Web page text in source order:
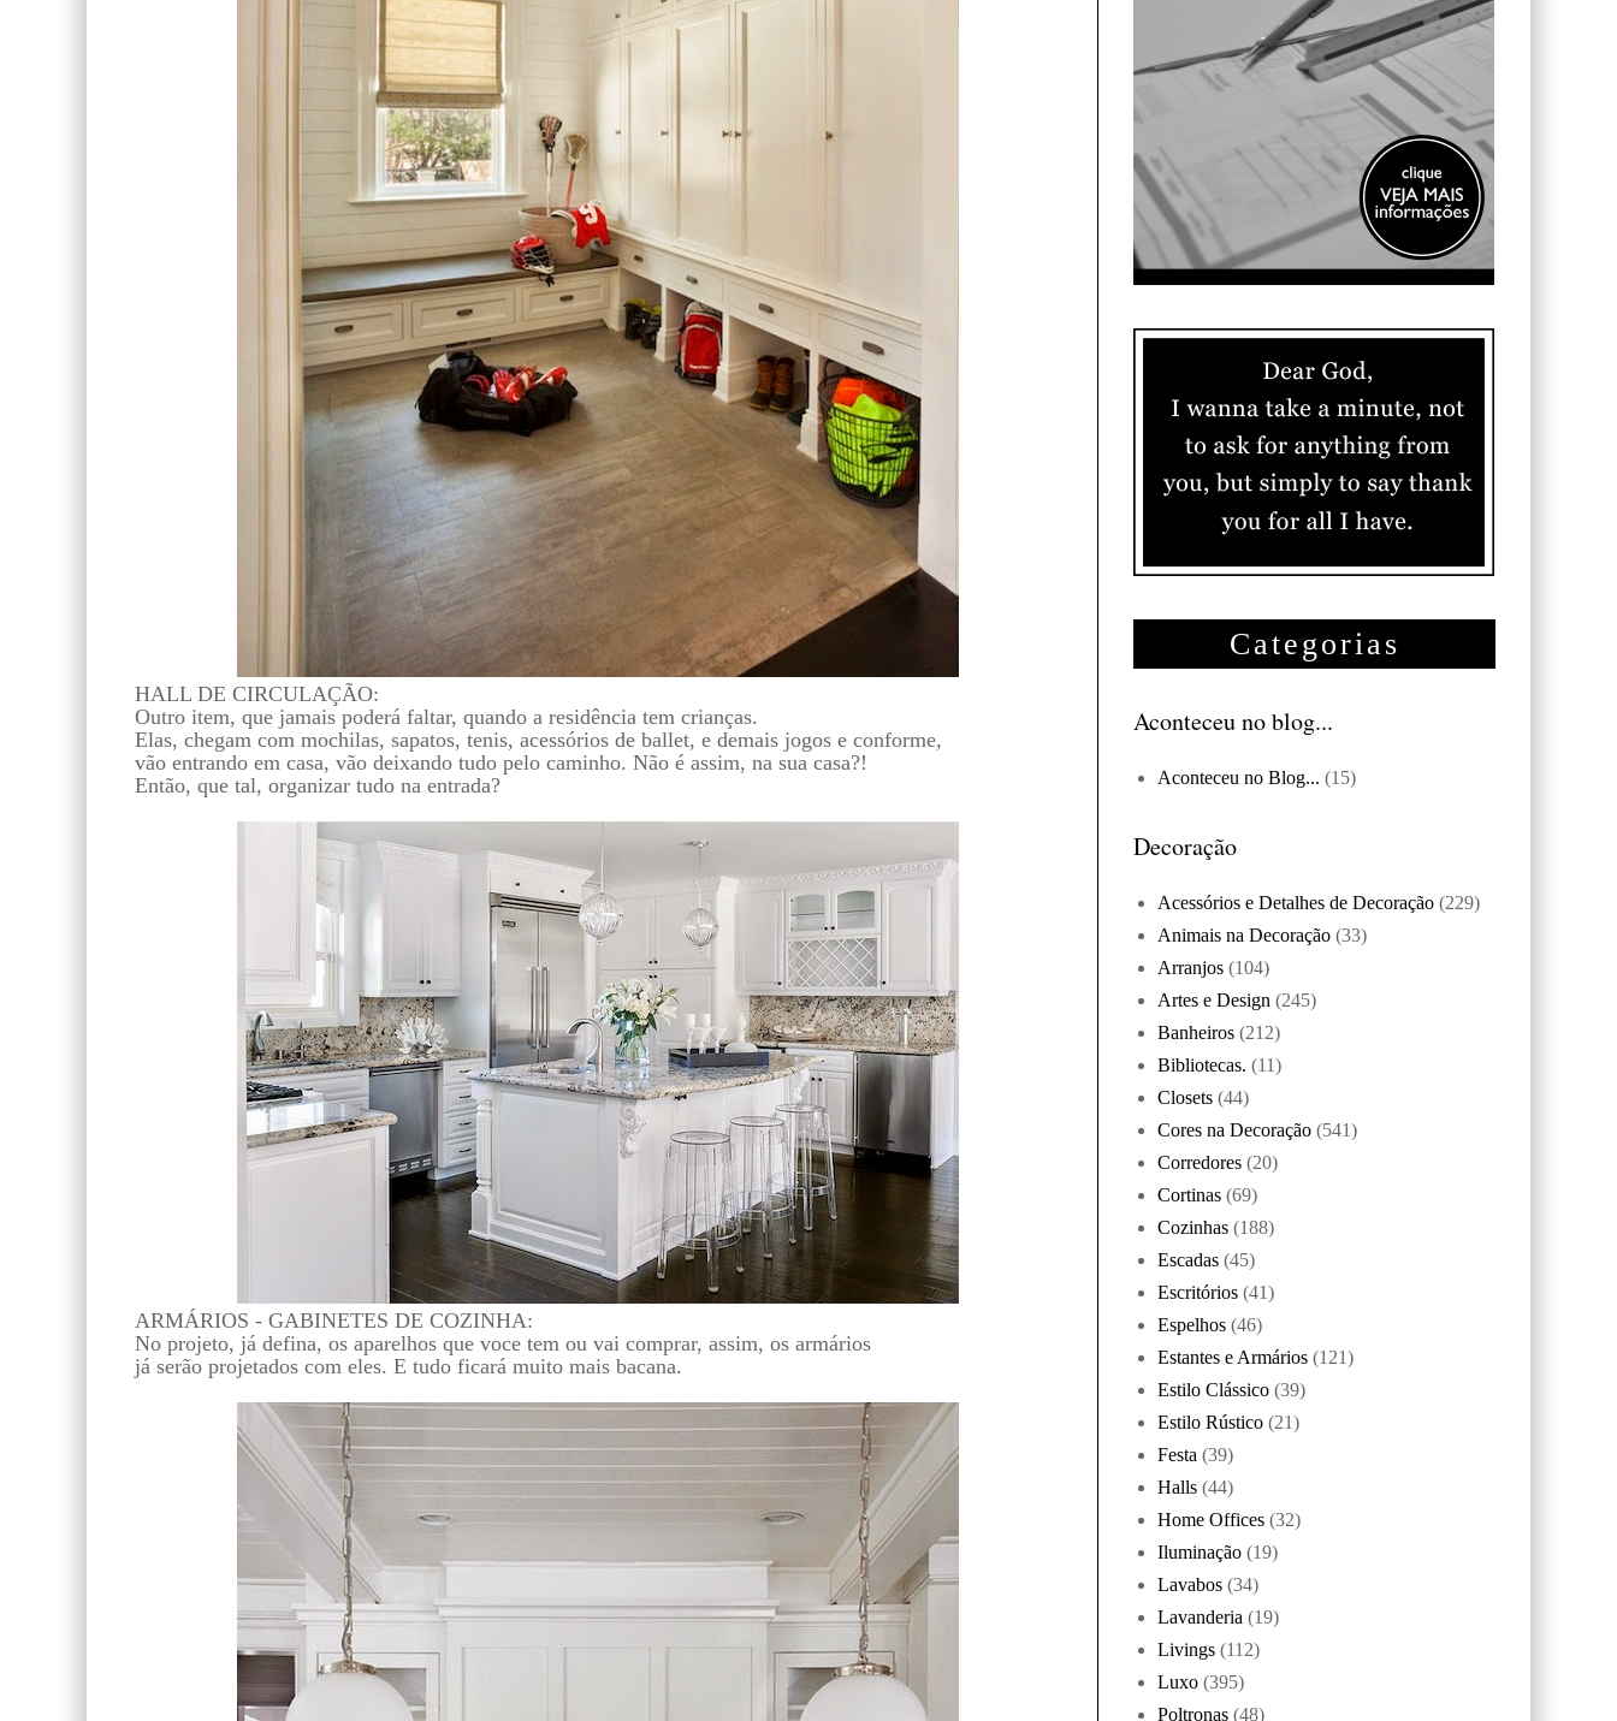
HALL DE CIRCULAÇÃO:
Outro item, que jamais poderá faltar, quando a residência tem crianças.
Elas, chegam com mochilas, sapatos, tenis, acessórios de ballet, e demais jogos e conforme,
vão entrando em casa, vão deixando tudo pelo caminho. Não é assim, na sua casa?!
Então, que tal, organizar tudo na entrada?
ARMÁRIOS - GABINETES DE COZINHA:
No projeto, já defina, os aparelhos que voce tem ou vai comprar, assim, os armários
já serão projetados com eles. E tudo ficará muito mais bacana.
Categorias
Aconteceu no blog...
Aconteceu no Blog... (15)
Decoração
Acessórios e Detalhes de Decoração (229)
Animais na Decoração (33)
Arranjos (104)
Artes e Design (245)
Banheiros (212)
Bibliotecas. (11)
Closets (44)
Cores na Decoração (541)
Corredores (20)
Cortinas (69)
Cozinhas (188)
Escadas (45)
Escritórios (41)
Espelhos (46)
Estantes e Armários (121)
Estilo Clássico (39)
Estilo Rústico (21)
Festa (39)
Halls (44)
Home Offices (32)
Iluminação (19)
Lavabos (34)
Lavanderia (19)
Livings (112)
Luxo (395)
Poltronas (48)